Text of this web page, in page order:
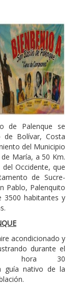
de Palenque se
de Bolívar, Costa
del Municipio
María, a 50 Km.
Occidente, que
de Sucre-
Pablo, Palenquito
3500 habitantes y
acondicionado y
durante el
1 hora 30
guía nativo de la